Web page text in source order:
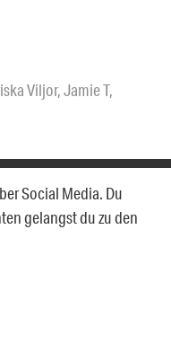
Viljor,Jamie T,
Social Media. Du
gelangst du zu den